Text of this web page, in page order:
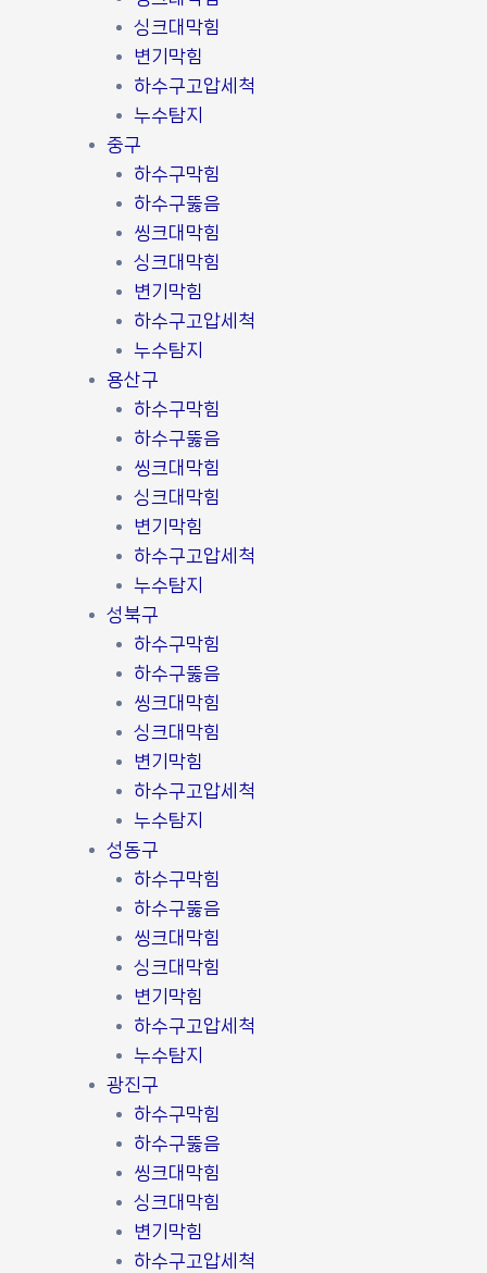
싱크대막힘
변기막힘
하수구고압세척
누수탐지
중구
하수구막힘
하수구뚫음
씽크대막힘
싱크대막힘
변기막힘
하수구고압세척
누수탐지
용산구
하수구막힘
하수구뚫음
씽크대막힘
싱크대막힘
변기막힘
하수구고압세척
누수탐지
성북구
하수구막힘
하수구뚫음
씽크대막힘
싱크대막힘
변기막힘
하수구고압세척
누수탐지
성동구
하수구막힘
하수구뚫음
씽크대막힘
싱크대막힘
변기막힘
하수구고압세척
누수탐지
광진구
하수구막힘
하수구뚫음
씽크대막힘
싱크대막힘
변기막힘
하수구고압세척